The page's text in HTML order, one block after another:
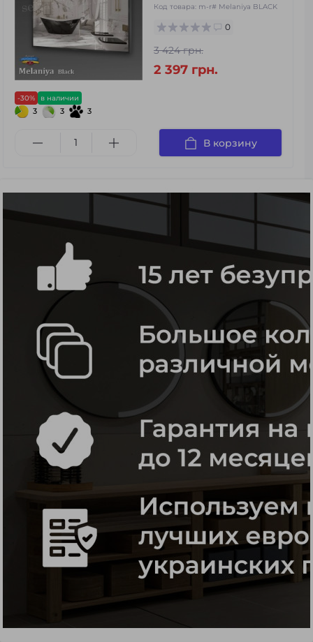
-30% в наличии
3 3 3
Код товара: m-r# Melaniya BLACK
0
3 424 грн.
2 397 грн.
В корзину